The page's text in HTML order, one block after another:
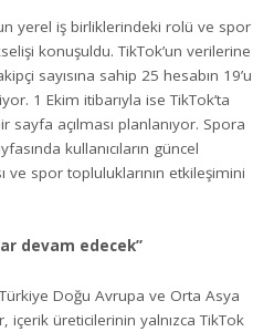
yerel iş birliklerindeki rolü ve spor
konuşuldu. TikTok’un verilerine
sayısına sahip 25 hesabın 19’u
1 Ekim itibarıyla ise TikTok’ta
sayfa açılması planlanıyor. Spora
kullanıcıların güncel
spor topluluklarının etkileşimini
devam edecek”
Doğu Avrupa ve Orta Asya
içerik üreticilerinin yalnızca TikTok